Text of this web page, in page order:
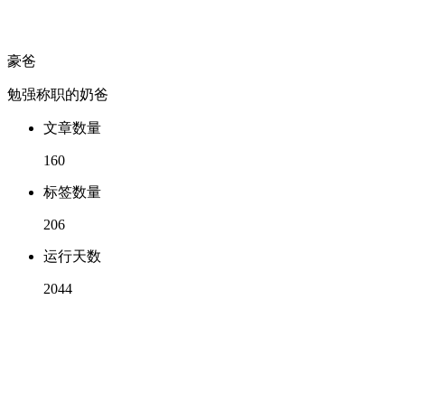
豪爸
勉强称职的奶爸
文章数量
160
标签数量
206
运行天数
2044